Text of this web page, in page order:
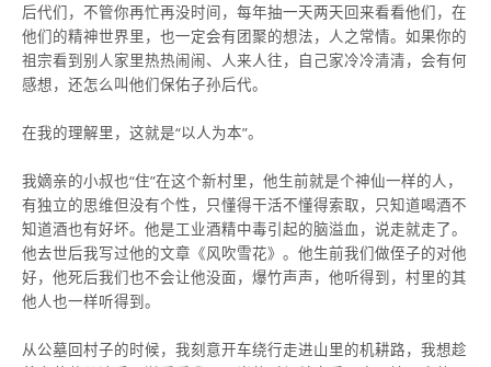
后代们，不管你再忙再没时间，每年抽一天两天回来看看他们，在
他们的精神世界里，也一定会有团聚的想法，人之常情。如果你的
祖宗看到别人家里热热闹闹、人来人往，自己家冷冷清清，会有何
感想，还怎么叫他们保佑子孙后代。
在我的理解里，这就是“以人为本”。
我嫡亲的小叔也“住”在这个新村里，他生前就是个神仙一样的人，
有独立的思维但没有个性，只懂得干活不懂得索取，只知道喝酒不
知道酒也有好坏。他是工业酒精中毒引起的脑溢血，说走就走了。
他去世后我写过他的文章《风吹雪花》。他生前我们做侄子的对他
好，他死后我们也不会让他没面，爆竹声声，他听得到，村里的其
他人也一样听得到。
从公墓回村子的时候，我刻意开车绕行走进山里的机耕路，我想趁